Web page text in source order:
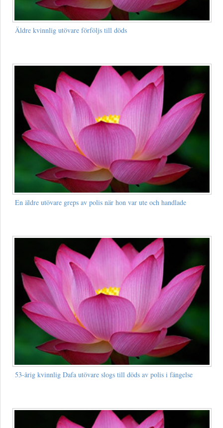
Äldre kvinnlig utövare förföljs till döds
En äldre utövare greps av polis när hon var ute och handlade
53-årig kvinnlig Dafa utövare slogs till döds av polis i fängelse